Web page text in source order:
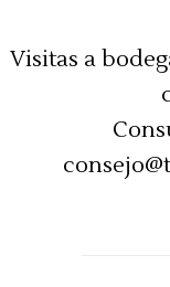
Visitas a